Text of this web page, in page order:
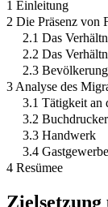
1 Einleitung
2 Die Präsenz von
2.1 Das
2.2 Das
2.3
3 Analyse des
3.1 Tätigkeit an
3.2
3.3 Handwerk
3.4 Gastgewerbe
4 Resümee
Zielsetzung